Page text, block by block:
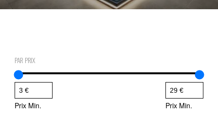
PAR PRIX
Prix Min. Prix Min.